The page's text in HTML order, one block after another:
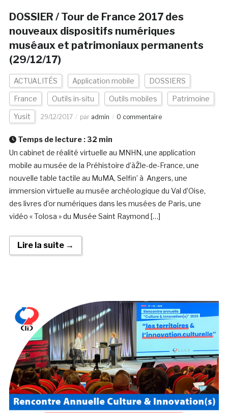
DOSSIER / Tour de France 2017 des
nouveaux dispositifs numériques
muséaux et patrimoniaux permanents
(29/12/17)
ACTUALITÉS Application mobile DOSSIERS
France Outils in-situ Outils mobiles Patrimoine
Yusit 29/12/2017 par admin 0 commentaire
Temps de lecture : 32 min
Un cabinet de réalité virtuelle au MNHN, une application
mobile au musée de la Préhistoire d’àŽle-de-France, une
nouvelle table tactile au MuMA, Selfin’ à Angers, une
immersion virtuelle au musée archéologique du Val d’Oise,
des livres d’or numériques dans les musées de Paris, une
vidéo « Tolosa » du Musée Saint Raymond […]
Lire la suite →